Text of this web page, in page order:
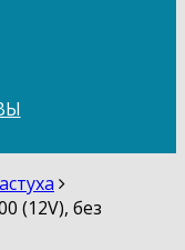
(12V), без